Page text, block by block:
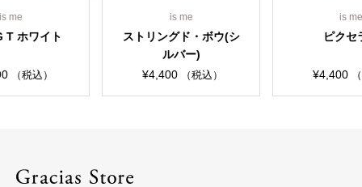
is me
T ホワイト
（税込）
is me
ストリングド・ボウ(シ
ルバー)
¥4,400 （税込）
is me
ピクセ
¥4,400